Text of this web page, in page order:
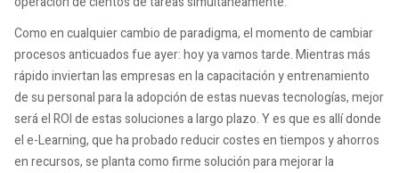
Como en cualquier cambio de paradigma, el momento de cambiar
procesos anticuados fue ayer: hoy ya vamos tarde. Mientras más
rápido inviertan las empresas en la capacitación y entrenamiento
de su personal para la adopción de estas nuevas tecnologías, mejor
será el ROI de estas soluciones a largo plazo. Y es que es allí donde
el e-Learning, que ha probado reducir costes en tiempos y ahorros
en recursos, se planta como firme solución para mejorar la